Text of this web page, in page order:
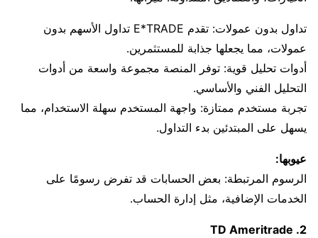
تداول بدون عمولات: تقدم E*TRADE تداول الأسهم بدون
عمولات، مما يجعلها جذابة للمستثمرين.
أدوات تحليل قوية: توفر المنصة مجموعة واسعة من أدوات
التحليل الفني والأساسي.
تجربة مستخدم ممتازة: واجهة المستخدم سهلة الاستخدام، مما
يسهل على المبتدئين بدء التداول.
عيوبها:
الرسوم المرتبطة: بعض الحسابات قد تفرض رسومًا على
الخدمات الإضافية، مثل إدارة الحساب.
2. TD Ameritrade